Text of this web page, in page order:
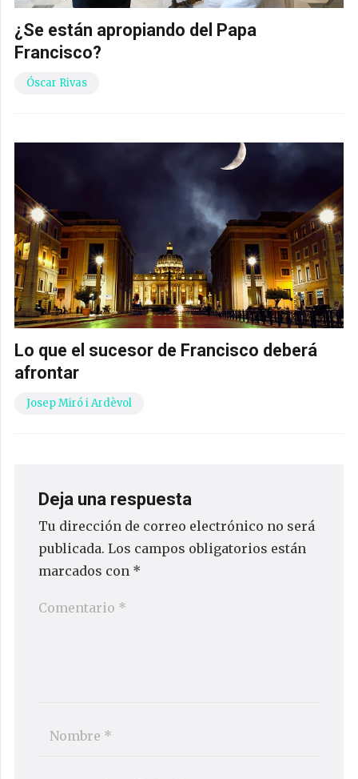
¿Se están apropiando del Papa
Francisco?
Óscar Rivas
Lo que el sucesor de Francisco deberá
afrontar
Josep Miró i Ardèvol
Deja una respuesta
Tu dirección de correo electrónico no será
publicada. Los campos obligatorios están
marcados con *